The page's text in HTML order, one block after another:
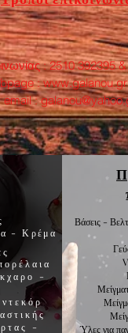
: 2510 392395
:www.galanou.gr
:
- Κρέμα
-
ντεκόρ
-
Βάσεις -
Ύλες για